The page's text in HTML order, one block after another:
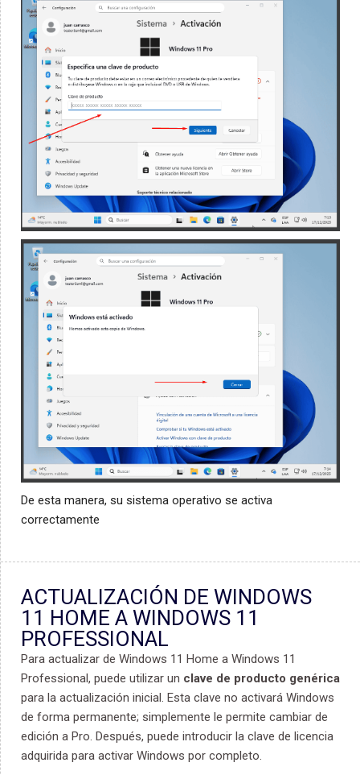
De esta manera, su sistema operativo se activa
correctamente
ACTUALIZACIÓN DE WINDOWS
11 HOME A WINDOWS 11
PROFESSIONAL
Para actualizar de Windows 11 Home a Windows 11
Professional, puede utilizar un clave de producto genérica
para la actualización inicial. Esta clave no activará Windows
de forma permanente; simplemente le permite cambiar de
edición a Pro. Después, puede introducir la clave de licencia
adquirida para activar Windows por completo.